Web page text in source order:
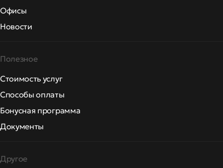
Офисы
Новости
Полезное
Стоимость услуг
Способы оплаты
Бонусная программа
Документы
Другое